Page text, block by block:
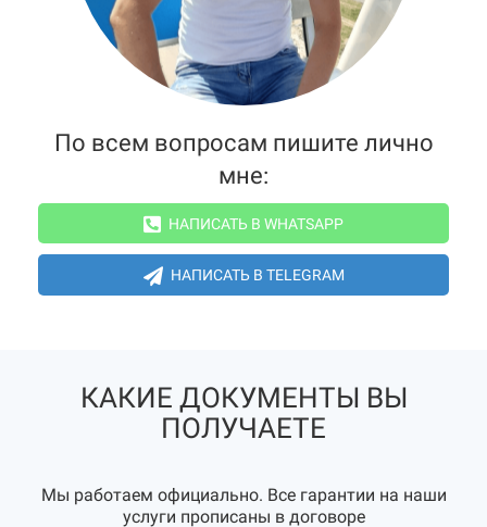
По всем вопросам пишите лично
мне:
НАПИСАТЬ В WHATSAPP
НАПИСАТЬ В TELEGRAM
КАКИЕ ДОКУМЕНТЫ ВЫ
ПОЛУЧАЕТЕ
Мы работаем официально. Все гарантии на наши
услуги прописаны в договоре